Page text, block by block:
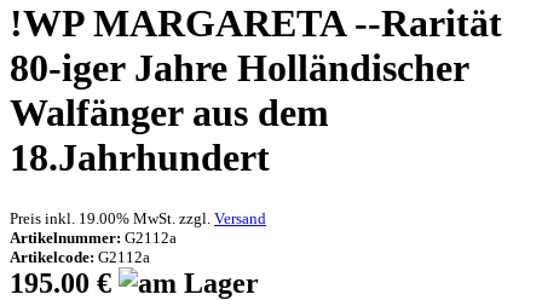
!WP MARGARETA --Rarität
80-iger Jahre Holländischer
Walfänger aus dem
18.Jahrhundert
Preis inkl. 19.00% MwSt. zzgl. Versand
Artikelnummer: G2112a
Artikelcode: G2112a
195.00 €